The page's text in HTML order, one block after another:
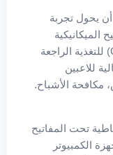
أن يحول تجربة
الميكانيكية
مفاتيح فردية (مثل Cherry MX و Gateron) للتغذية الراجعة
مثالية للاعبين
مكافحة الأشباح.
تحت المفاتيح
الكمبيوتر